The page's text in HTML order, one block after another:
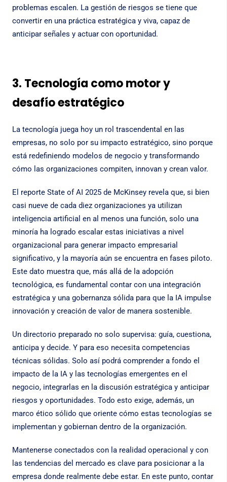
problemas escalen. La gestión de riesgos se tiene que
convertir en una práctica estratégica y viva, capaz de
anticipar señales y actuar con oportunidad.
3. Tecnología como motor y
desafío estratégico
La tecnología juega hoy un rol trascendental en las
empresas, no solo por su impacto estratégico, sino porque
está redefiniendo modelos de negocio y transformando
cómo las organizaciones compiten, innovan y crean valor.
El reporte State of AI 2025de McKinsey revela que, si bien
casi nueve de cada diez organizaciones ya utilizan
inteligencia artificial en al menos una función, solo una
minoría ha logrado escalar estas iniciativas a nivel
organizacional para generar impacto empresarial
significativo, y la mayoría aún se encuentra en fases piloto.
Este dato muestra que, más allá de la adopción
tecnológica, es fundamental contar con una integración
estratégica y una gobernanza sólida para que la IA impulse
innovación y creación de valor de manera sostenible.
Un directorio preparado no solo supervisa: guía, cuestiona,
anticipa y decide. Y para eso necesita competencias
técnicas sólidas. Solo así podrá comprender a fondo el
impacto de la IA y las tecnologías emergentes en el
negocio, integrarlas en la discusión estratégica y anticipar
riesgos y oportunidades. Todo esto exige, además, un
marco ético sólido que oriente cómo estas tecnologías se
implementan y gobiernan dentro de la organización.
Mantenerse conectados con la realidad operacional y con
las tendencias del mercado es clave para posicionar a la
empresa donde realmente debe estar. En este punto, contar